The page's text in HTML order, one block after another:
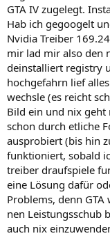
GTA IV zugelegt.
Hab ich gegoogelt
Nvidia Treiber
mir lad mir also den
deinstalliert registry
hochgefahrn lief
wechsle (es reicht
Bild ein und nix geht
schon durch etliche
ausprobiert (bis hin
funktioniert, sobald
treiber draufspiele
eine Lösung dafür
Problems, denn
nen Leistungsschub
auch nix